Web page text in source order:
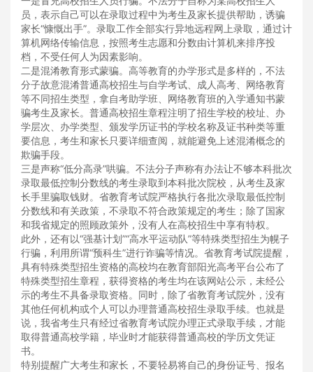
员，表示自己可以在录取过程中为考生及家长提供帮助，诱骗
家长“慷慨出手”。录取工作全部实行异地远程网上录取，通过计
算机网络传输信息，按照考生志愿和分数由计算机来排序投
档，不受任何人为因素影响。
二是混淆教育形式蒙骗。高等教育的办学形式是多样的，不法
分子故意混淆普通高校招生与自学考试、成人高考、网络教育
等不同招生类型，拿自考助学班、网络教育班的入学通知书蒙
骗考生及家长。普通高校招生章程注明了招生学校的校址、办
学层次、办学类型、颁发学历证书的学校名称及证书种类等重
要信息，考生和家长只要详细查阅，就能避免上述混淆概念的
欺骗手段。
三是声称“低分高录”哄骗。不法分子声称有办法让不够本科批次
录取最低控制分数线的考生录取到本科批次院校，从考生及家
长手里骗取钱财。省教育考试院严格执行各批次录取最低控制
分数线和有关政策，不录取不符合政策规定的考生；除了国家
和我省规定的照顾政策外，没有人在高校招生中享有特权。
此外，还有以“强基计划”“高水平运动队”等特殊类型招生为幌子
行骗，利用所谓“预科生”进行诈骗等情况。省教育考试院提醒，
具有特殊类型招生资格的高校均在教育部阳光高考平台公布了
特殊类型招生章程，获得资格的考生均在该网站公示，未经公
示的考生不具备录取资格。同时，除了省教育考试院外，没有
其他任何机构或个人可以办理普通高校招生录取手续。也就是
说，我省考生只有经过省教育考试院办理正式录取手续，才能
取得普通高校学籍，毕业时才能获得普通高校的学历文凭证
书。
特别提醒广大考生和家长，不要轻易将自己的身份证号、报名